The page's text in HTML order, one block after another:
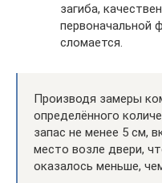
загиба,
первоначальной
сломается.
Производя замеры
определённого
запас не менее 5 см,
место возле двери,
оказалось меньше,